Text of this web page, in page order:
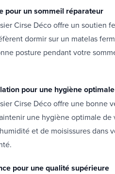
pour un sommeil réparateur
Cirse Déco offre un soutien
dormir sur un matelas
posture pendant votre
pour une hygiène optimale
Cirse Déco offre une bonne
une hygiène optimale
et de moisissures dans
pour une qualité supérieure